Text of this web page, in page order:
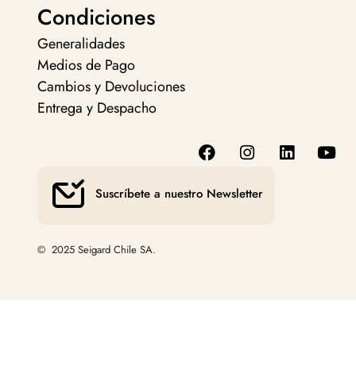
Condiciones
Generalidades
Medios de Pago
Cambios y Devoluciones
Entrega y Despacho
Suscríbete a nuestro Newsletter
© 2025 Seigard Chile SA.